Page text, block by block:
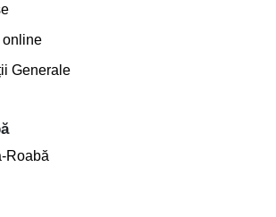
online
Generale
Roabă